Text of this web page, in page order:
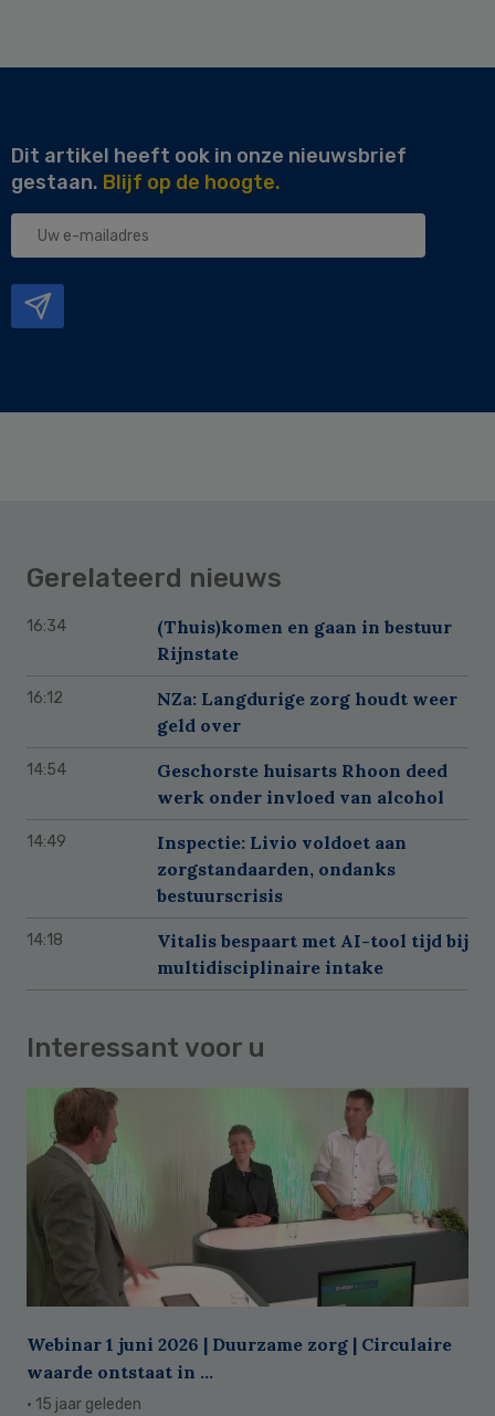
Dit artikel heeft ook in onze nieuwsbrief
gestaan. Blijf op de hoogte.
Uw
Gerelateerd nieuws
16:34
(Thuis)komen en gaan in bestuur
Rijnstate
16:12
NZa: Langdurige zorg houdt weer
geld over
14:54
Geschorste huisarts Rhoon deed
werk onder invloed van alcohol
14:49
Inspectie: Livio voldoet aan
zorgstandaarden, ondanks
bestuurscrisis
14:18
Vitalis bespaart met AI-tool tijd bij
multidisciplinaire intake
Interessant voor u
Webinar 1 juni 2026 | Duurzame zorg | Circulaire
waarde ontstaat in ...
· 15 jaar geleden